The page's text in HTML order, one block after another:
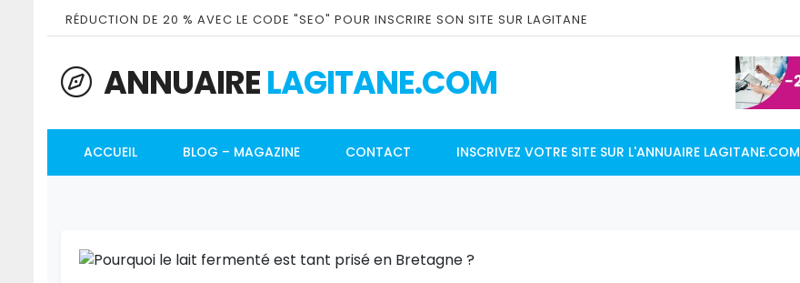
RÉDUCTION DE 20 % AVEC LE CODE "SEO" POUR INSCRIRE SON SITE SUR LAGITANE
ANNUAIRELAGITANE.COM
ACCUEIL BLOG – MAGAZINE CONTACT INSCRIVEZ VOTRE SITE SUR L'ANNUAIRE LAGITANE.COM